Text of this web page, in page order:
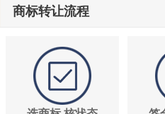
商标转让流程